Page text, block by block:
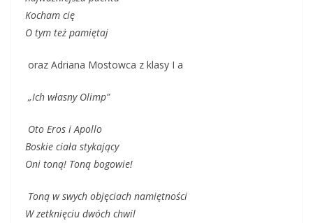
Kocham cię
O tym też pamiętaj
oraz Adriana Mostowca z klasy I a
„Ich własny Olimp”
Oto Eros i Apollo
Boskie ciała stykający
Oni toną! Toną bogowie!
Toną w swych objęciach namiętności
W zetknięciu dwóch chwil